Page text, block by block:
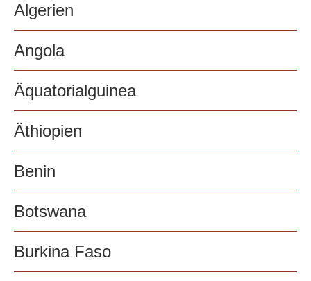
Algerien
Angola
Äquatorialguinea
Äthiopien
Benin
Botswana
Burkina Faso